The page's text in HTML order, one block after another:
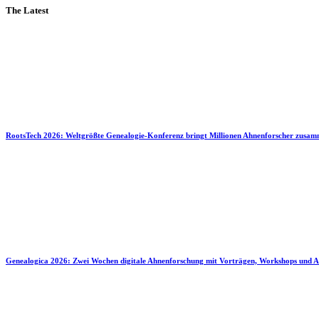
The Latest
RootsTech 2026: Weltgrößte Genealogie-Konferenz bringt Millionen Ahnenforscher
Genealogica 2026: Zwei Wochen digitale Ahnenforschung mit Vorträgen, Workshops und